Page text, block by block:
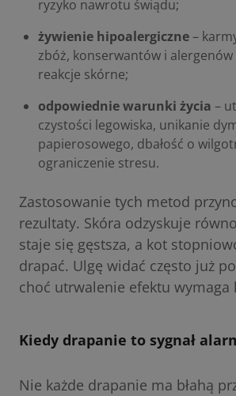
ryzyko nawrotu świądu;
żywienie hipoalergiczne–
zbóż, konserwantów i
reakcje skórne;
odpowiednie warunki życia –
czystości legowiska, unikanie
papierosowego, dbałość o
ograniczenie stresu.
Zastosowanie tych metod
rezultaty. Skóra odzyskuje
staje się gęstsza, a kot
drapać. Ulgę widać często już
choć utrwalenie efektu wymaga
Kiedy drapanie to sygnał
Nie każde drapanie ma błahą